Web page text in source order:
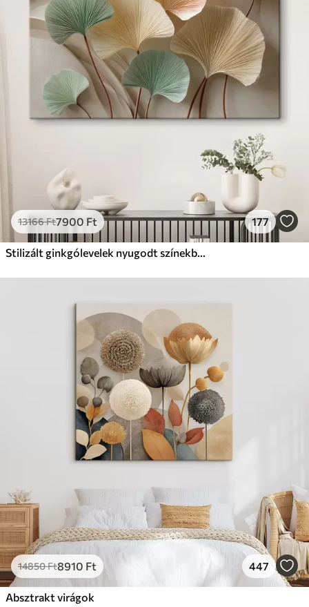
✗Környezetbarát anyag
Prémium
Ft
Élénk, gazdag színek
Fakulásálló
✓Biztonságos, szagtalan tinta
Eco-Prémium
Tól12405Ft
✓Élénk, gazdag színek
✓Fakulásálló
Környezetbarát anyag
13166Ft7900 Ft 177
Stilizált ginkgólevelek nyugodt színekben
14850Ft8910 Ft 447
Absztrakt virágok